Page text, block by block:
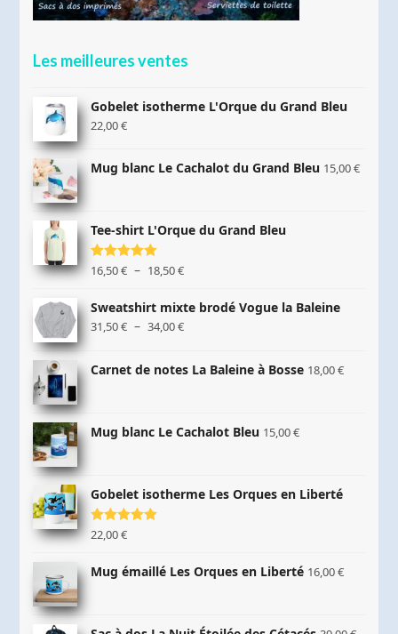
Les meilleures ventes
Gobelet isotherme L'Orque du Grand Bleu
22,00€
Mug blanc Le Cachalot du Grand Bleu 15,00€
Tee-shirt L'Orque du Grand Bleu
Note 5.00
16,50€ – 18,50€Plage
prix :
16,50 €
18,50 €
Sweatshirt mixte brodé Vogue la Baleine
31,50€ – 34,00€Plage
prix :
Carnet de notes La Baleine à Bosse 18,00€
Mug blanc Le Cachalot Bleu 15,00€
Gobelet isotherme Les Orques en Liberté
Note 5.00
22,00€
Mug émaillé Les Orques en Liberté 16,00€